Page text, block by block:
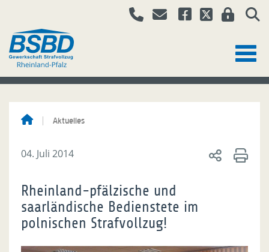
Aktuelles
04. Juli 2014
Rheinland-pfälzische und
saarländische Bedienstete im
polnischen Strafvollzug!